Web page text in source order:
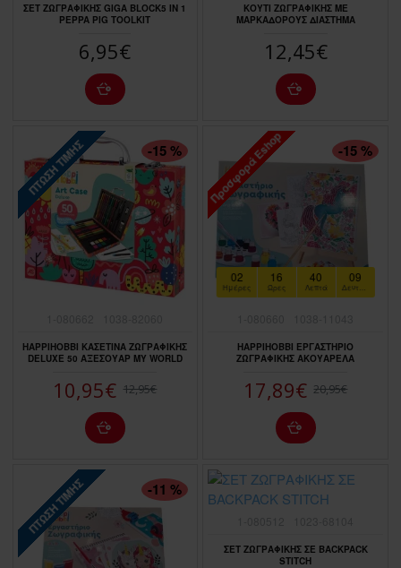
ΣΕΤ ΖΩΓΡΑΦΙΚΗΣ GIGA BLOCK5 IN 1
PEPPA PIG TOOLKIT
6,95€
ΚΟΥΤΙ ΖΩΓΡΑΦΙΚΗΣ ΜΕ
ΜΑΡΚΑΔΟΡΟΥΣ ΔΙΑΣΤΗΜΑ
12,45€
ΠΤΏΣΗ ΤΙΜΉΣ -15 %
HAPPIHOBBI ΚΑΣΕΤΙΝΑ ΖΩΓΡΑΦΙΚΗΣ
DELUXE 50 ΑΞΕΣΟΥΑΡ MY WORLD
10,95€ 12,95€
ΠΤΏΣΗ ΤΙΜΉΣ
Προσφορά Eshop -15 %
02
Ημέρες
16
Ώρες
40
Λεπτά
07
HAPPIHOBBI ΕΡΓΑΣΤΗΡΙΟ
ΖΩΓΡΑΦΙΚΗΣ ΑΚΟΥΑΡΕΛΑ
17,89€ 20,95€
ΠΤΏΣΗ ΤΙΜΉΣ -11 %
ΣΕΤ ΖΩΓΡΑΦΙΚΗΣ ΣΕ BACKPACK
STITCH